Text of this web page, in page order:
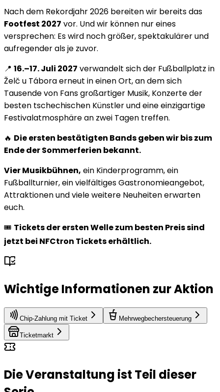
Nach dem Rekordjahr 2026 bereiten wir bereits das
Footfest 2027 vor. Und wir können nur eines
versprechen: Es wird noch größer, spektakulärer und
aufregender als je zuvor.
📍 16.–17. Juli 2027 verwandelt sich der Fußballplatz in
Želč u Tábora erneut in einen Ort, an dem sich
Tausende von Fans großartiger Musik, Konzerte der
besten tschechischen Künstler und eine einzigartige
Festivalatmosphäre an zwei Tagen treffen.
🔥 Die ersten bestätigten Bands geben wir bis zum
Ende der Sommerferien bekannt.
Vier Musikbühnen, ein Kinderprogramm, ein
Fußballturnier, ein vielfältiges Gastronomieangebot,
Attraktionen und viele weitere Neuheiten erwarten
euch.
🎟️ Tickets der ersten Welle zum besten Preis sind
jetzt bei NFCtron Tickets erhältlich.
Wichtige Informationen zur Aktion
Chip-Zahlung mit Ticket Mehrwegbechersteuerung
Ticketmarkt
Die Veranstaltung ist Teil dieser